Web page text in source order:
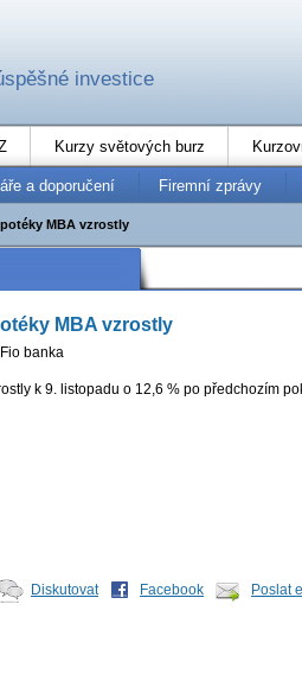
investice
Kurzy světových burz
a doporučení Firemní zprávy
MBA vzrostly
MBA vzrostly
Fio banka
k 9. listopadu o 12,6 % po předchozím
Diskutovat Facebook Poslat